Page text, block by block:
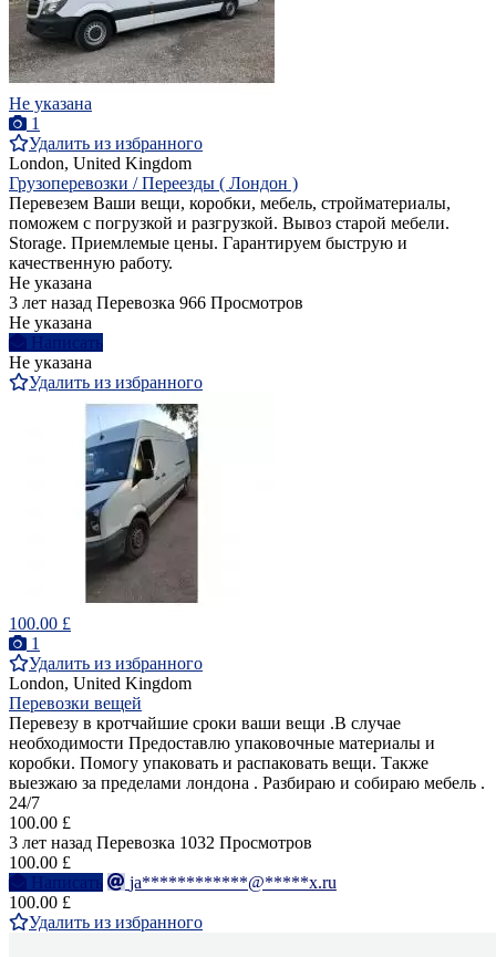
Не указана
1
Удалить из избранного
London, United Kingdom
Грузоперевозки / Переезды ( Лондон )
Перевезем Ваши вещи, коробки, мебель, стройматериалы,
поможем с погрузкой и разгрузкой. Вывоз старой мебели.
Storage. Приемлемые цены. Гарантируем быструю и
качественную работу.
Не указана
3 лет назад Перевозка 966 Просмотров
Не указана
Написать
Не указана
Удалить из избранного
100.00 £
1
Удалить из избранного
London, United Kingdom
Перевозки вещей
Перевезу в кротчайшие сроки ваши вещи .В случае
необходимости Предоставлю упаковочные материалы и
коробки. Помогу упаковать и распаковать вещи. Также
выезжаю за пределами лондона . Разбираю и собираю мебель .
24/7
100.00 £
3 лет назад Перевозка 1032 Просмотров
100.00 £
Написать
ja************@*****x.ru
100.00 £
Удалить из избранного